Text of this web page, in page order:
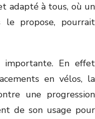
adapté à tous, où un
le propose, pourrait
importante. En effet
en vélos, la
une progression
de son usage pour